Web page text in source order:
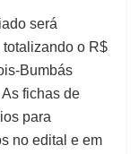
será
o R$
Bumbás
fichas de
para
no edital e em